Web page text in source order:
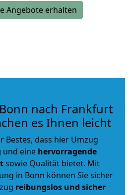
Angebote erhalten
nach Frankfurt
es Ihnen leicht
Bestes, dass hier Umzug
und eine hervorragende
sowie Qualität bietet. Mit
in Bonn können Sie sicher
reibungslos und sicher